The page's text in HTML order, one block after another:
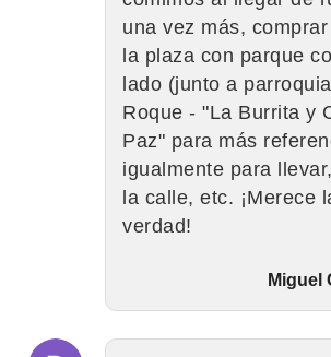
una vez más,
la plaza con parque
lado (junto a
Roque - "La Burrita y
Paz" para más
igualmente para
la calle, etc. ¡Merece
verdad!
Miguel